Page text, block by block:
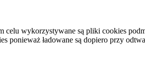
wykorzystywane są pliki cookies
ładowane są dopiero przy